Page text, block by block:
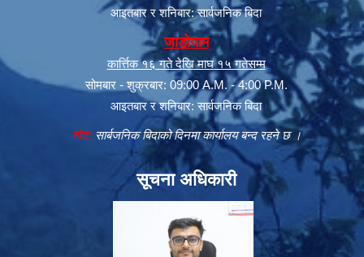
आइतबार र शनिबार: सार्वजनिक बिदा
जाडोयाम
कार्त्तिक १६ गते देखि माघ १५ गतेसम्म
सोमबार - शुक्रबार: 09:00 A.M. - 4:00 P.M.
आइतबार र शनिबार: सार्वजनिक बिदा
नोट:सार्बजनिक बिदाको दिनमा कार्यालय बन्द रहने छ ।
सूचना अधिकारी